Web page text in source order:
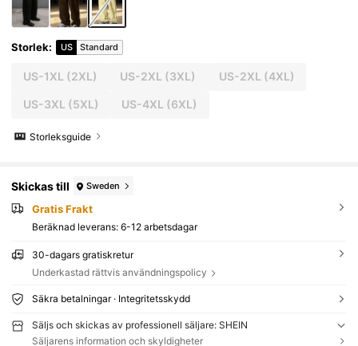
Storlek: US Standard
US-1XL (2XL) US-2XL (3XL) US-2XL (4XL)
US-3XL (5XL) US-4XL (6XL)
Storleksguide
Skickas till Sweden
Gratis Frakt
Beräknad leverans: 6-12 arbetsdagar
30-dagars gratiskretur
Underkastad rättvis användningspolicy
Säkra betalningar · Integritetsskydd
Säljs och skickas av professionell säljare: SHEIN
Säljarens information och skyldigheter